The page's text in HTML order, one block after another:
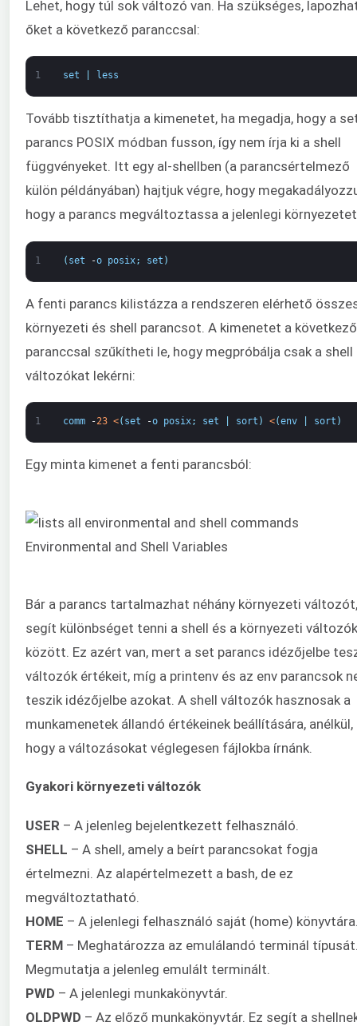
Lehet, hogy túl sok változó van. Ha szükséges,
őket a következő paranccsal:
1 set less
Tovább tisztíthatja a kimenetet, ha megadja, hogy a
parancs POSIX módban fusson, így nem írja ki a shell
függvényeket. Itt egy al-shellben (a parancsértelmező
külön példányában) hajtjuk végre, hogy
hogy a parancs megváltoztassa a jelenlegi
1 ( set -o posix; set )
A fenti parancs kilistázza a rendszeren elérhető
környezeti és shell parancsot. A kimenetet a következő
paranccsal szűkítheti le, hogy megpróbálja csak a shell
változókat lekérni:
1 comm -23 <( set -o posix; set sort ) <(env sort )
Egy minta kimenet a fenti parancsból:
Bár a parancs tartalmazhat néhány környezeti változót,
segít különbséget tenni a shell és a környezeti változók
között. Ez azért van, mert a set parancs idézőjelbe
változók értékeit, míg a printenv és az env parancsok
teszik idézőjelbe azokat. A shell változók hasznosak a
munkamenetek állandó értékeinek beállítására, anélkül,
hogy a változásokat véglegesen fájlokba írnánk.
Gyakori környezeti változók
USER – A jelenleg bejelentkezett felhasználó.
SHELL – A shell, amely a beírt parancsokat fogja
értelmezni. Az alapértelmezett a bash, de ez
megváltoztatható.
HOME – A jelenlegi felhasználó saját (home)
TERM – Meghatározza az emulálandó terminál
Megmutatja a jelenleg emulált terminált.
PWD – A jelenlegi munkakönyvtár.
OLDPWD – Az előző munkakönyvtár. Ez segít a